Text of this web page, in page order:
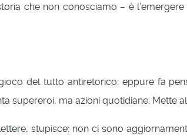
che non conosciamo – è
del tutto antiretorico: eppure fa
supereroi, ma azioni quotidiane.
stupisce: non ci sono